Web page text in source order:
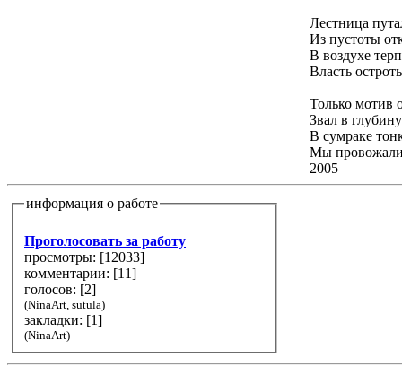
Лестница
Из пустоты
В воздухе
Власть
Только мотив
Звал в
В сумраке
Мы
2005
информация о работе
Проголосовать за работу
просмотры: [12033]
комментарии: [11]
голосов: [2]
(NinaArt, sutula)
закладки: [1]
(NinaArt)